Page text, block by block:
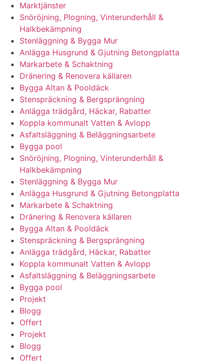
Marktjänster
Snöröjning, Plogning, Vinterunderhåll &
Halkbekämpning
Stenläggning & Bygga Mur
Anlägga Husgrund & Gjutning Betongplatta
Markarbete & Schaktning
Dränering & Renovera källaren
Bygga Altan & Pooldäck
Stenspräckning & Bergsprängning
Anlägga trädgård, Häckar, Rabatter
Koppla kommunalt Vatten & Avlopp
Asfaltsläggning & Beläggningsarbete
Bygga pool
Snöröjning, Plogning, Vinterunderhåll &
Halkbekämpning
Stenläggning & Bygga Mur
Anlägga Husgrund & Gjutning Betongplatta
Markarbete & Schaktning
Dränering & Renovera källaren
Bygga Altan & Pooldäck
Stenspräckning & Bergsprängning
Anlägga trädgård, Häckar, Rabatter
Koppla kommunalt Vatten & Avlopp
Asfaltsläggning & Beläggningsarbete
Bygga pool
Projekt
Blogg
Offert
Projekt
Blogg
Offert